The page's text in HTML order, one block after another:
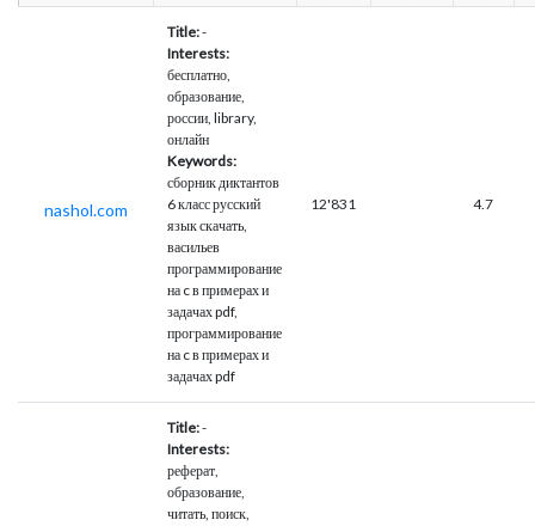
nashol.com
Title:-
Interests:
бесплатно,
образование,
россии, library,
онлайн
Keywords:
сборник диктантов
6 класс русский
язык скачать,
васильев
программирование
на c в примерах и
задачах pdf,
программирование
на c в примерах и
задачах pdf
12'831 4.7
Title:-
Interests:
реферат,
образование,
читать, поиск,